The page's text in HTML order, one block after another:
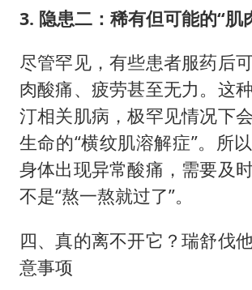
3. 隐患二：稀有但可能的“肌
尽管罕见，有些患者服药后
肉酸痛、疲劳甚至无力。这
汀相关肌病，极罕见情况下
生命的“横纹肌溶解症”。所
身体出现异常酸痛，需要及
不是“熬一熬就过了”。
四、真的离不开它？瑞舒伐
意事项